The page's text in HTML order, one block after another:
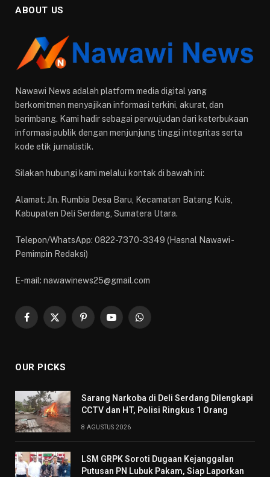
ABOUT US
Nawawi News adalah platform media digital yang
berkomitmen menyajikan informasi terkini, akurat, dan
berimbang. Kami hadir sebagai perwujudan dari keterbukaan
informasi publik dengan menjunjung tinggi integritas serta
kode etik jurnalistik.
Silakan hubungi kami melalui kontak di bawah ini:
Alamat: Jln. Rumbia Desa Baru, Kecamatan Batang Kuis,
Kabupaten Deli Serdang, Sumatera Utara.
Telepon/WhatsApp: 0822-7370-3349 (Hasnal Nawawi -
Pemimpin Redaksi)
E-mail: nawawinews25@gmail.com
Facebook
X
PinterestYouTubeWhatsApp
OUR PICKS
Sarang Narkoba di Deli Serdang Dilengkapi
CCTV dan HT, Polisi Ringkus 1 Orang
8 AGUSTUS 2026
LSM GRPK Soroti Dugaan Kejanggalan
Putusan PN Lubuk Pakam, Siap Laporkan